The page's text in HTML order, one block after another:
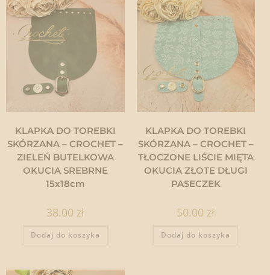
KLAPKA DO TOREBKI
SKÓRZANA – CROCHET –
ZIELEŃ BUTELKOWA
OKUCIA SREBRNE
15x18cm
38.00 zł
Dodaj do koszyka
KLAPKA DO TOREBKI
SKÓRZANA – CROCHET –
TŁOCZONE LIŚCIE MIĘTA
OKUCIA ZŁOTE DŁUGI
PASECZEK
50.00 zł
Dodaj do koszyka